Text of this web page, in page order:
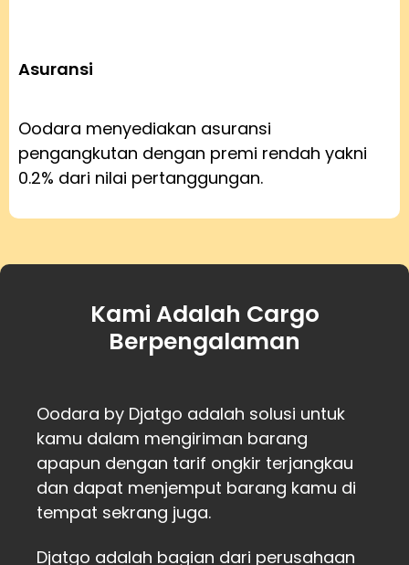
Asuransi
Oodara menyediakan asuransi
pengangkutan dengan premi rendah yakni
0.2% dari nilai pertanggungan.
Kami Adalah Cargo
Berpengalaman
Oodara by Djatgo adalah solusi untuk
kamu dalam mengiriman barang
apapun dengan tarif ongkir terjangkau
dan dapat menjemput barang kamu di
tempat sekrang juga.
Djatgo adalah bagian dari perusahaan